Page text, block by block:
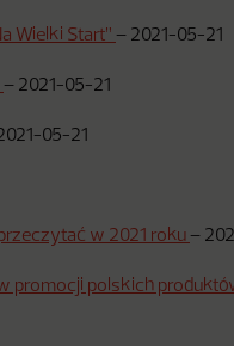
Wielki Start” – 2021-05-21
– 2021-05-21
05-21
w 2021 roku –
promocji polskich